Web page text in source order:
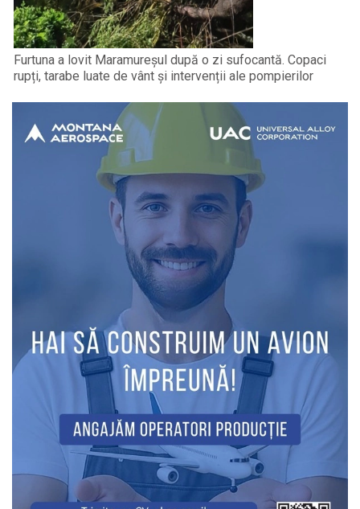
Furtuna a lovit Maramureșul după o zi sufocantă. Copaci
rupți, tarabe luate de vânt și intervenții ale pompierilor